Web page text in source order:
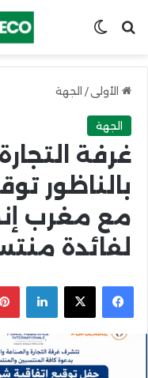
ابحث عنSwitch skin
الأولى / الجهة
الجهة
غرفة
بالناظور
مع مغرب
لفائدة
Facebook
X